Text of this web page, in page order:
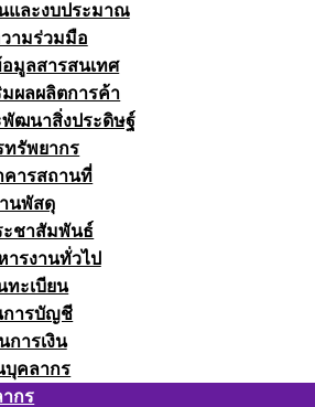
และงบประมาณ
ามร่วมมือ
มูลสารสนเทศ
มผลผลิตการค้า
พัฒนาสิ่งประดิษฐ์
ทรัพยากร
คารสถานที่
นพัสดุ
ะชาสัมพันธ์
ารงานทั่วไป
ทะเบียน
การบัญชี
การเงิน
บุคลากร
กร